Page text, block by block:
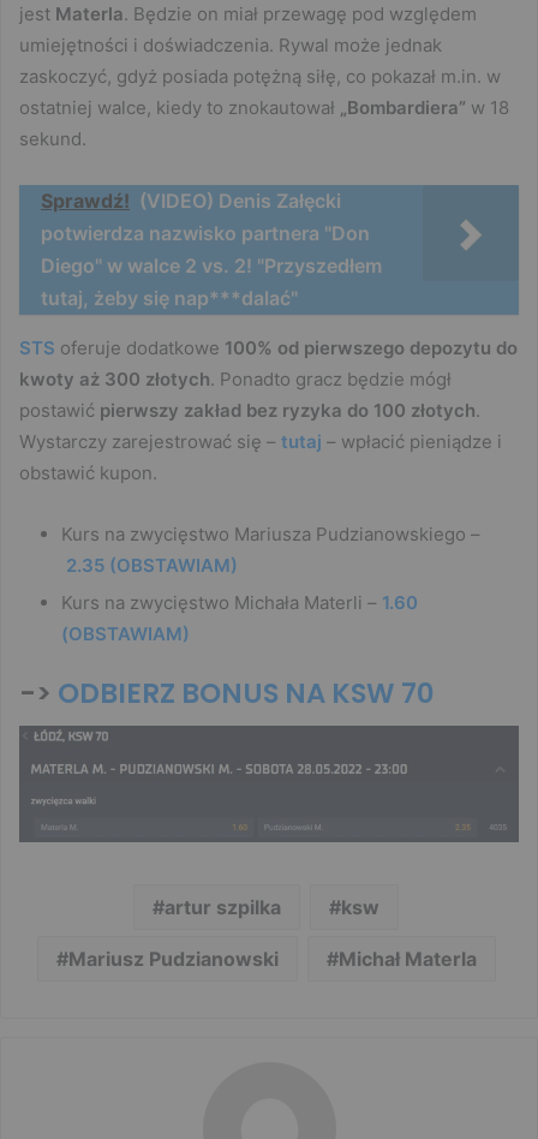
jest Materla. Będzie on miał przewagę pod względem
umiejętności i doświadczenia. Rywal może jednak
zaskoczyć, gdyż posiada potężną siłę, co pokazał m.in. w
ostatniej walce, kiedy to znokautował „Bombardiera” w 18
sekund.
Sprawdź! (VIDEO) Denis Załęcki
potwierdza nazwisko partnera "Don
Diego" w walce 2 vs. 2! "Przyszedłem
tutaj, żeby się nap***dalać"
STS oferuje dodatkowe 100% od pierwszego depozytu do
kwoty aż 300 złotych. Ponadto gracz będzie mógł
postawić pierwszy zakład bez ryzyka do 100 złotych.
Wystarczy zarejestrować się – tutaj – wpłacić pieniądze i
obstawić kupon.
Kurs na zwycięstwo Mariusza Pudzianowskiego –
2.35 (OBSTAWIAM)
Kurs na zwycięstwo Michała Materli – 1.60
(OBSTAWIAM)
-> ODBIERZ BONUS NA KSW 70
artur szpilka ksw
Mariusz Pudzianowski Michał Materla